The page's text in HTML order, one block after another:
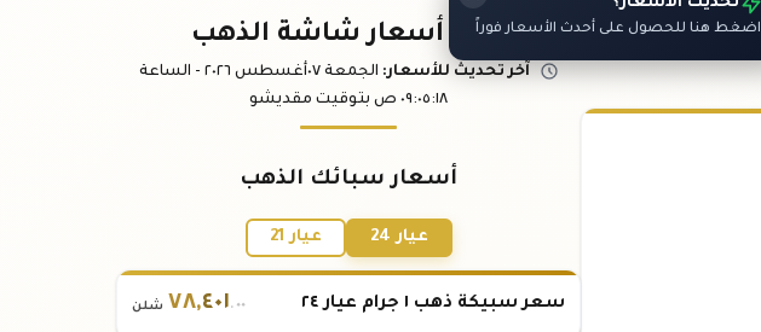
اضغط هنا للحصول على أحدث الأسعار فوراًباقي أسعار شاشة الذهب
آخر تحديث للأسعار: الجمعة ٠٧ أغسطس ٢٠٢٦ -
الساعة
٠٩:٠٥:١٨ ص بتوقيت مقديشو
أسعار سبائك الذهب
عيار 24 عيار 21
سعر سبيكة ذهب ١ جرام عيار ٢٤ ٧٨,٤٠١.٠٠ شلن